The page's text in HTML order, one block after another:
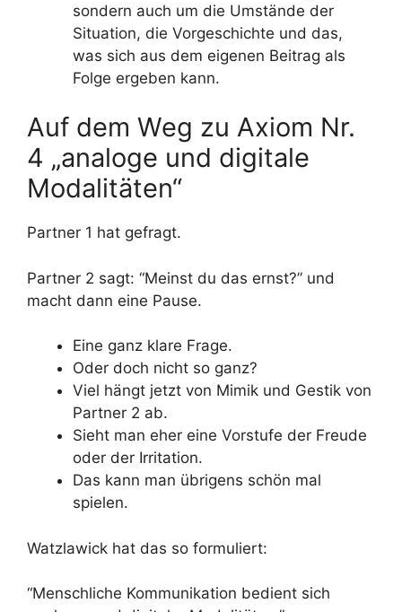
sondern auch um die Umstände der
Situation, die Vorgeschichte und das,
was sich aus dem eigenen Beitrag als
Folge ergeben kann.
Auf dem Weg zu Axiom Nr.
4 „analoge und digitale
Modalitäten“
Partner 1 hat gefragt.
Partner 2 sagt: “Meinst du das ernst?” und
macht dann eine Pause.
Eine ganz klare Frage.
Oder doch nicht so ganz?
Viel hängt jetzt von Mimik und Gestik von
Partner 2 ab.
Sieht man eher eine Vorstufe der Freude
oder der Irritation.
Das kann man übrigens schön mal
spielen.
Watzlawick hat das so formuliert:
“Menschliche Kommunikation bedient sich